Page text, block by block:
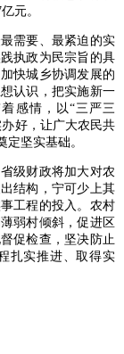
元。
需要、最紧迫的实
执政为民宗旨的具
快城乡协调发展的
认识，把实施新一
感情，以“三严三
好，让广大农民共
坚实基础。
级财政将加大对农
结构，宁可少上其
工程的投入。农村
弱村倾斜，促进区
促检查，坚决防止
扎实推进、取得实